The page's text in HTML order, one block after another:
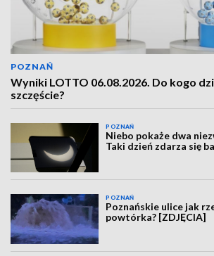
POZNAŃ
Wyniki LOTTO 06.08.2026. Do kogo
szczęście?
POZNAŃ
Niebo pokaże dwa
Taki dzień zdarza się
POZNAŃ
Poznańskie ulice jak
powtórka? [ZDJĘCIA]